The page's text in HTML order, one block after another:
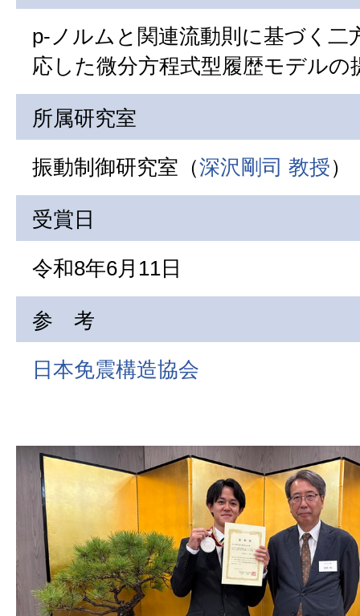
p-ノルムと関連流動則に基づく二
応した微分方程式型履歴モデルの
所属研究室
振動制御研究室（深沢剛司 教授）
受賞日
令和8年6月11日
参 考
日本免震構造協会